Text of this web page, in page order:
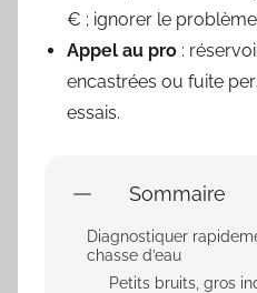
€ ; ignorer le
Appel au pro :
encastrées ou fuite
essais.
Sommaire
Diagnostiquer
chasse d’eau
Petits bruits, gros